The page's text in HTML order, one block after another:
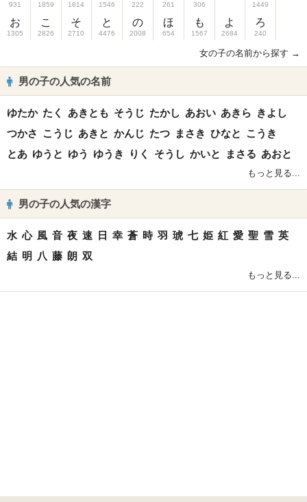
931
お
1305
1859
こ
2826
1814
そ
2710
1546
と
4476
222
の
2008
261
ほ
654
306
も
1567
よ
2684
1449
ろ
240
女の子の名前から探す →
男の子の人気の名前
ゆたか たく あきとも そうじ たかし あおい あきら きよし
つかさ こうじ あきと かんじ たつ まさき ひなと こうき
とあ ゆうと ゆう ゆうき りく そうし かいと まさる あおと
もっと見る...
男の子の人気の漢字
水 心 風 音 夜 速 日 幸 蒼 時 羽 琥 七 姫 紅 愛 聖 雪 英
結 明 八 藤 朗 双
もっと見る...